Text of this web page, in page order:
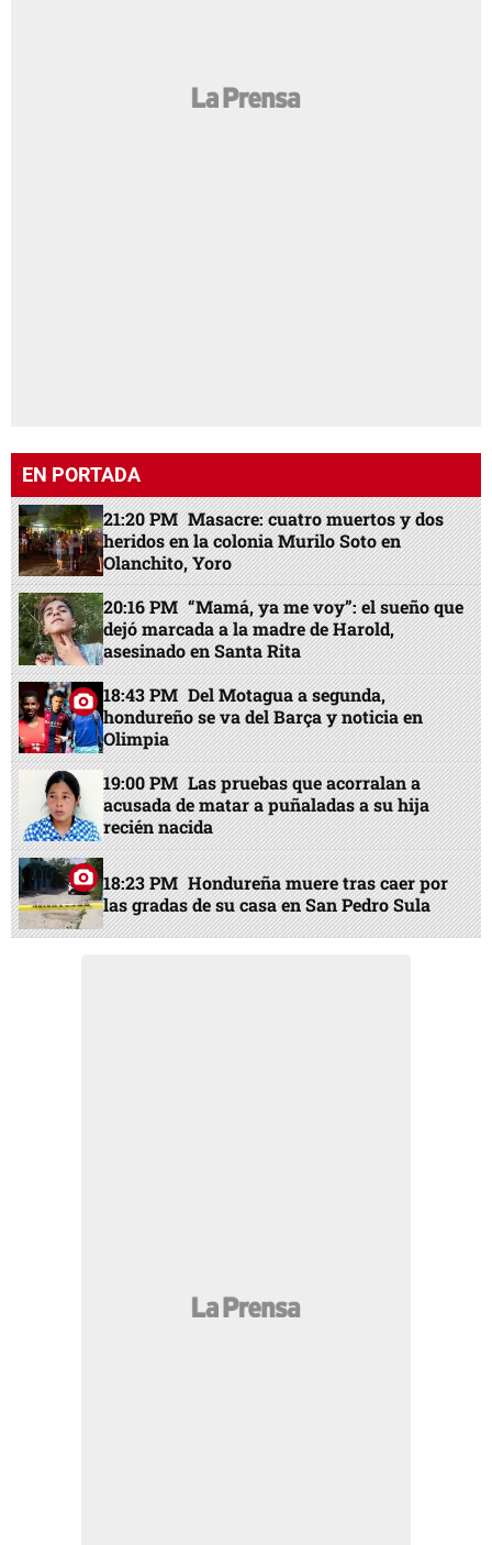
EN PORTADA
21:20 PM Masacre: cuatro muertos y dos
heridos en la colonia Murilo Soto en
Olanchito, Yoro
20:16 PM “Mamá, ya me voy”: el sueño que
dejó marcada a la madre de Harold,
asesinado en Santa Rita
18:43 PM Del Motagua a segunda,
hondureño se va del Barça y noticia en
Olimpia
19:00 PM Las pruebas que acorralan a
acusada de matar a puñaladas a su hija
recién nacida
18:23 PM Hondureña muere tras caer por
las gradas de su casa en San Pedro Sula